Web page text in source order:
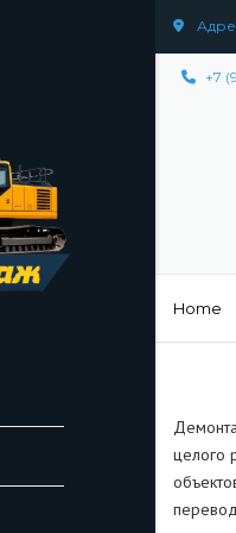
+7
ДЕМОНТАЖ
Home
целого